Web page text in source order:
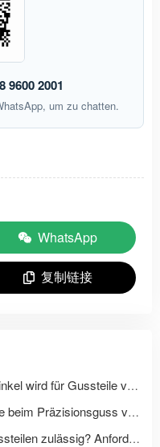
9600 2001
um zu chatten.
WhatsApp
复制链接
Welcher typische Entformungswinkel wird für Gussteile verwendet? GB/T 42124.3-2025 Entformungswinkeltabelle für Feinguss
Wie hoch ist die Schwindungsrate beim Präzisionsguss von Edelstahl? Methoden zur Kompensation von Formschwindung und Maßabweichungen.
Ist die Schweißreparatur von Gussteilen zulässig? Anforderungen an Reparatur, Wärmebehandlung und Prüfung von Druckgussteilen.